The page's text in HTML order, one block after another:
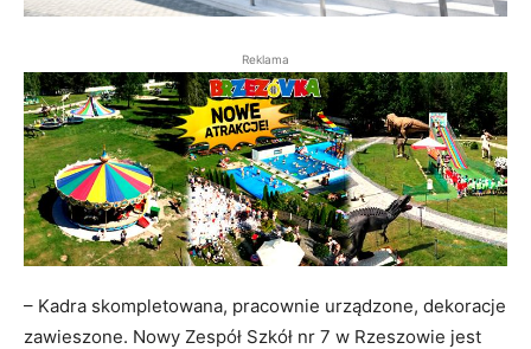
Reklama
– Kadra skompletowana, pracownie urządzone, dekoracje
zawieszone. Nowy Zespół Szkół nr 7 w Rzeszowie jest